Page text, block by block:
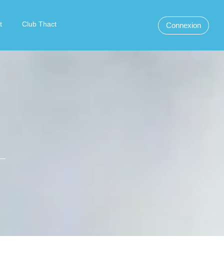
Club Thact Connexion